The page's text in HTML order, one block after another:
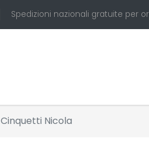
Spedizioni nazionali gratuite per
Cinquetti Nicola